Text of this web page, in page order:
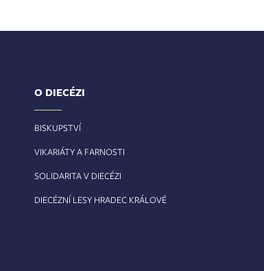
O DIECÉZI
BISKUPSTVÍ
VIKARIÁTY A FARNOSTI
SOLIDARITA V DIECÉZI
DIECÉZNÍ LESY HRADEC KRÁLOVÉ